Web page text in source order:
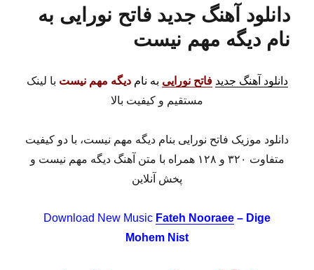
دانلود آهنگ جدید فاتح نورایی به
نام دیگه مهم نیست
دانلود آهنگ جدید فاتح نورایی به نامدیگه مهم نیست با لینک
مستقیم و کیفیت بالا
دانلود موزیک فاتح نورایی بنام دیگه مهم نیست، با دو کیفیت
متفاوت ۳۲۰ و ۱۲۸ همراه با متن آهنگ دیگه مهم نیست و
پخش آنلاین
Download New Music Fateh Nooraee – Dige
Mohem Nist